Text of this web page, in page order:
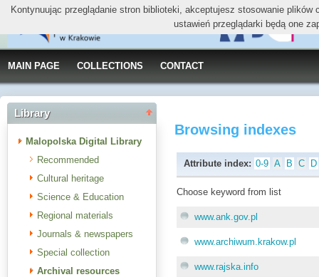
MAIN PAGE COLLECTIONS CONTACT
Library
Malopolska Digital Library
Recommended
Cultural heritage
Science & Education
Regional materials
Journals & newspapers
Special collection
Archival resources
Browsing indexes
Attribute index: 0-9 A B C D
Choose keyword from list
www.ank.gov.pl
www.archiwum.krakow.pl
www.rajska.info
Kontynuując przeglądanie stron biblioteki, akceptujesz stosowanie
ustawień przeglądarki będą one